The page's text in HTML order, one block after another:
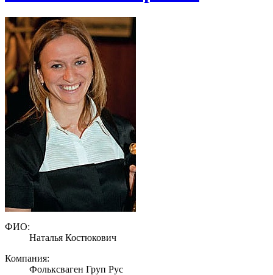
ФИО:
Наталья Костюкович
Компания:
Фольксваген Груп Рус